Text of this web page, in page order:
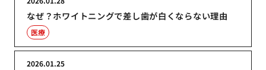
なぜ？ホワイトニングで差し歯が白くならない理由
医療
2026.01.25